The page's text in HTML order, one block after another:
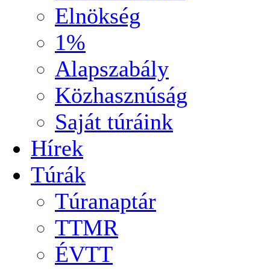
Elnökség
1%
Alapszabály
Közhasznúság
Saját túráink
Hírek
Túrák
Túranaptár
TTMR
ÉVTT